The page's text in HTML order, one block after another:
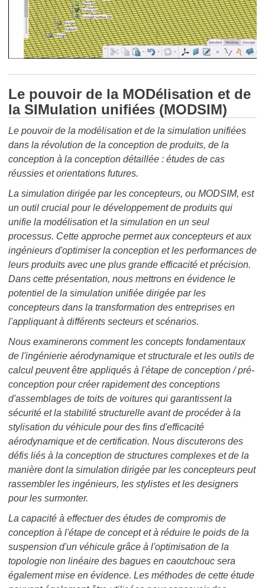
Le pouvoir de la MODélisation et de
la SIMulation unifiées (MODSIM)
Le pouvoir de la modélisation et de la simulation unifiées
dans la révolution de la conception de produits, de la
conception à la conception détaillée : études de cas
réussies et orientations futures.
La simulation dirigée par les concepteurs, ou MODSIM, est
un outil crucial pour le développement de produits qui
unifie la modélisation et la simulation en un seul
processus. Cette approche permet aux concepteurs et aux
ingénieurs d'optimiser la conception et les performances de
leurs produits avec une plus grande efficacité et précision.
Dans cette présentation, nous mettrons en évidence le
potentiel de la simulation unifiée dirigée par les
concepteurs dans la transformation des entreprises en
l'appliquant à différents secteurs et scénarios.
Nous examinerons comment les concepts fondamentaux
de l'ingénierie aérodynamique et structurale et les outils de
calcul peuvent être appliqués à l'étape de conception / pré-
conception pour créer rapidement des conceptions
d'assemblages de toits de voitures qui garantissent la
sécurité et la stabilité structurelle avant de procéder à la
stylisation du véhicule pour des fins d'efficacité
aérodynamique et de certification. Nous discuterons des
défis liés à la conception de structures complexes et de la
manière dont la simulation dirigée par les concepteurs peut
rassembler les ingénieurs, les stylistes et les designers
pour les surmonter.
La capacité à effectuer des études de compromis de
conception à l'étape de concept et à réduire le poids de la
suspension d'un véhicule grâce à l'optimisation de la
topologie non linéaire des bagues en caoutchouc sera
également mise en évidence. Les méthodes de cette étude